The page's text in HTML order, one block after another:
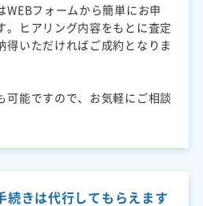
WEBフォームから簡単にお申
。ヒアリング内容をもとに査定
得いただければご成約となりま
可能ですので、お気軽にご相談
続きは代行してもらえます